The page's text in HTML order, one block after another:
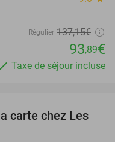
Régulier 137,15€
93,89€
Taxe de séjour incluse
31%
carte chez Les